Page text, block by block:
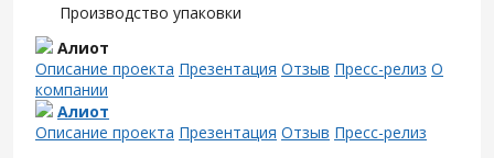
Производство упаковки
Алиот
Описание проекта Презентация Отзыв Пресс-релиз О
компании
Алиот
Описание проекта Презентация Отзыв Пресс-релиз